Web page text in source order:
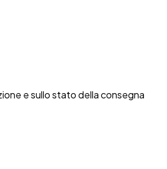
e sullo stato della consegna